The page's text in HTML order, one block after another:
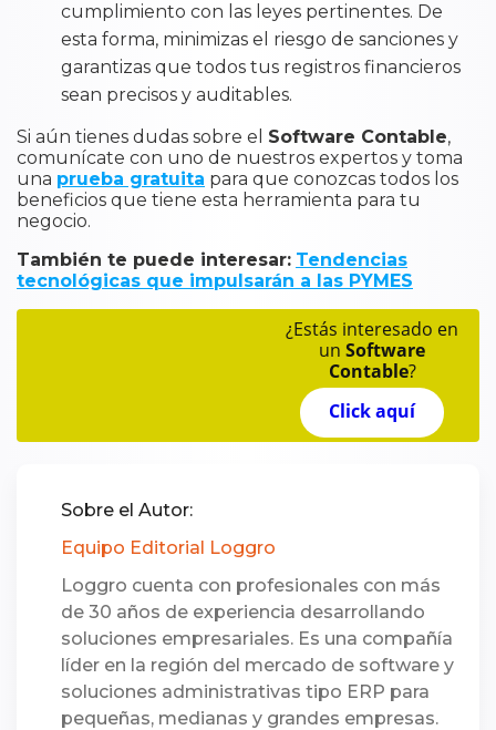
cumplimiento con las leyes pertinentes. De
esta forma, minimizas el riesgo de sanciones y
garantizas que todos tus registros financieros
sean precisos y auditables.
Si aún tienes dudas sobre el Software Contable,
comunícate con uno de nuestros expertos y toma
una prueba gratuita para que conozcas todos los
beneficios que tiene esta herramienta para tu
negocio.
También te puede interesar: Tendencias
tecnológicas que impulsarán a las PYMES
¿Estás interesado en
unSoftware
Contable?
Click aquí
Sobre el Autor:
Equipo Editorial Loggro
Loggro cuenta con profesionales con más
de 30 años de experiencia desarrollando
soluciones empresariales. Es una compañía
líder en la región del mercado de software y
soluciones administrativas tipo ERP para
pequeñas, medianas y grandes empresas.